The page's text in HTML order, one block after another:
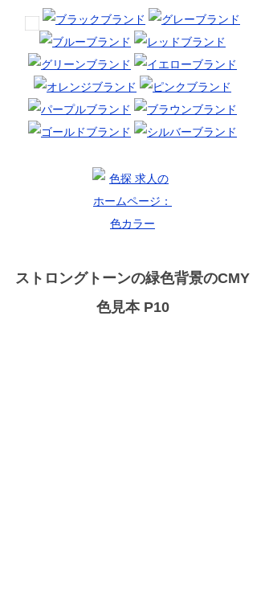
ストロングトーンの緑色背景のCMY
色見本 P10